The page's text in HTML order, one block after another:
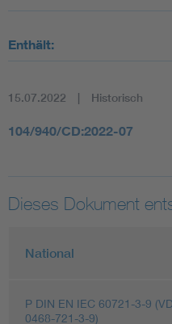
Enthält:
15.07.2022 Historisch
104/940/CD:2022-07
Dieses Dokument
National
P DIN EN IEC 60721-3-9
0468-721-3-9)